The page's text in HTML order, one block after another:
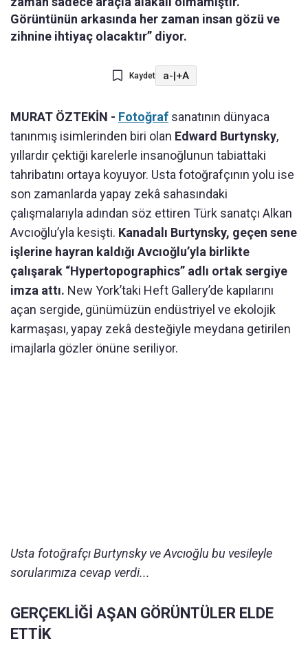
Görüntünün arkasında her zaman insan gözü ve
zihnine ihtiyaç olacaktır” diyor.
Kaydet a-|+A
MURAT ÖZTEKİN - Fotoğraf sanatının dünyaca
tanınmış isimlerinden biri olan Edward Burtynsky,
yıllardır çektiği karelerle insanoğlunun tabiattaki
tahribatını ortaya koyuyor. Usta fotoğrafçının yolu ise
son zamanlarda yapay zekâ sahasındaki
çalışmalarıyla adından söz ettiren Türk sanatçı Alkan
Avcıoğlu’yla kesişti. Kanadalı Burtynsky, geçen sene
işlerine hayran kaldığı Avcıoğlu’yla birlikte
çalışarak “Hypertopographics” adlı ortak sergiye
imza attı. New York’taki Heft Gallery’de kapılarını
açan sergide, günümüzün endüstriyel ve ekolojik
karmaşası, yapay zekâ desteğiyle meydana getirilen
imajlarla gözler önüne seriliyor.
Usta fotoğrafçı Burtynsky ve Avcıoğlu bu vesileyle
sorularımıza cevap verdi...
GERÇEKLİĞİ AŞAN GÖRÜNTÜLER ELDE
ETTİK